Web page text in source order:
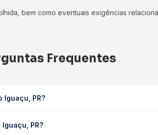
bem como eventuais exigências
Frequentes
Iguaçu, PR?
disponíveis e vê a duração exata de
PR?